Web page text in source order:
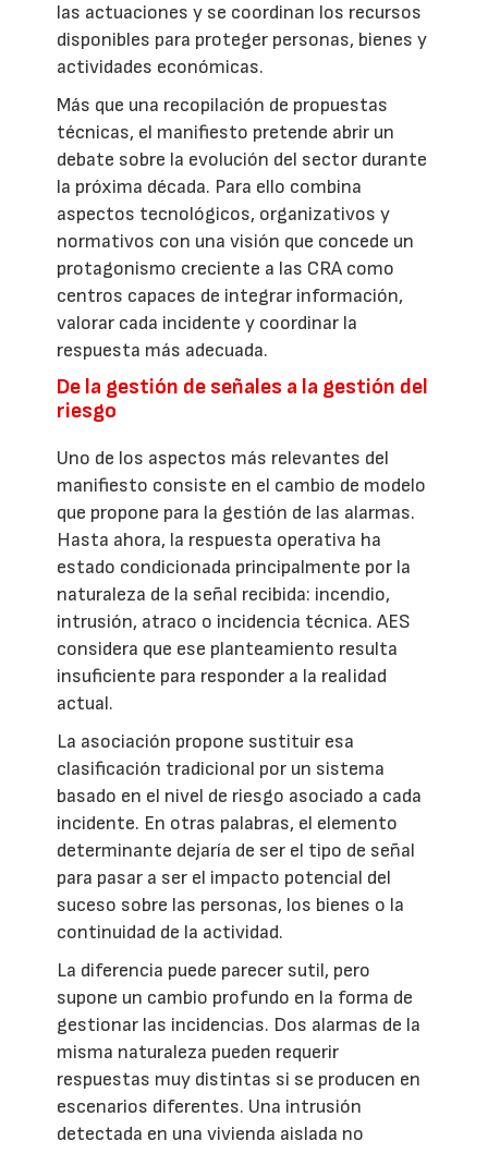
las actuaciones y se coordinan los recursos
disponibles para proteger personas, bienes y
actividades económicas.
Más que una recopilación de propuestas
técnicas, el manifiesto pretende abrir un
debate sobre la evolución del sector durante
la próxima década. Para ello combina
aspectos tecnológicos, organizativos y
normativos con una visión que concede un
protagonismo creciente a las CRA como
centros capaces de integrar información,
valorar cada incidente y coordinar la
respuesta más adecuada.
De la gestión de señales a la gestión del
riesgo
Uno de los aspectos más relevantes del
manifiesto consiste en el cambio de modelo
que propone para la gestión de las alarmas.
Hasta ahora, la respuesta operativa ha
estado condicionada principalmente por la
naturaleza de la señal recibida: incendio,
intrusión, atraco o incidencia técnica. AES
considera que ese planteamiento resulta
insuficiente para responder a la realidad
actual.
La asociación propone sustituir esa
clasificación tradicional por un sistema
basado en el nivel de riesgo asociado a cada
incidente. En otras palabras, el elemento
determinante dejaría de ser el tipo de señal
para pasar a ser el impacto potencial del
suceso sobre las personas, los bienes o la
continuidad de la actividad.
La diferencia puede parecer sutil, pero
supone un cambio profundo en la forma de
gestionar las incidencias. Dos alarmas de la
misma naturaleza pueden requerir
respuestas muy distintas si se producen en
escenarios diferentes. Una intrusión
detectada en una vivienda aislada no